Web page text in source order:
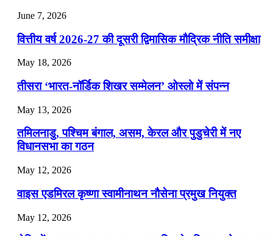
July 22, 2026
📝 डेली करेंट अफेयर्स: 19-21 जुलाई 2026
July 19, 2026
📝 डेली करेंट अफेयर्स: 16-18 जुलाई 2026
July 16, 2026
📝 डेली करेंट अफेयर्स: 13-15 जुलाई 2026
June 7, 2026
वित्तीय वर्ष 2026-27 की दूसरी द्विमासिक मौद्रिक नीति समीक्षा
May 18, 2026
तीसरा ‘भारत-नॉर्डिक शिखर सम्मेलन’ ओस्लो में संपन्न
May 13, 2026
तमिलनाडु, पश्चिम बंगाल, असम, केरल और पुडुचेरी में नए
विधानसभा का गठन
May 12, 2026
वाइस एडमिरल कृष्णा स्वामीनाथन नौसेना प्रमुख नियुक्त
May 12, 2026